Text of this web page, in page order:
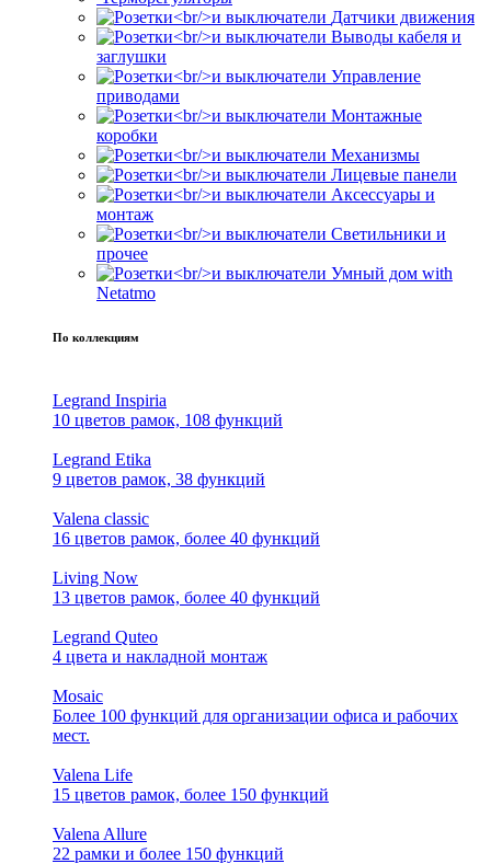
Датчики движения
Выводы кабеля и
заглушки
Управление
приводами
Монтажные
коробки
Механизмы
Лицевые панели
Аксессуары и
монтаж
Светильники и
прочее
Умный дом with
Netatmo
По коллекциям
Legrand Inspiria
10 цветов рамок, 108 функций
Legrand Etika
9 цветов рамок, 38 функций
Valena classic
16 цветов рамок, более 40 функций
Living Now
13 цветов рамок, более 40 функций
Legrand Quteo
4 цвета и накладной монтаж
Mosaic
Более 100 функций для организации офиса и рабочих
мест.
Valena Life
15 цветов рамок, более 150 функций
Valena Allure
22 рамки и более 150 функций